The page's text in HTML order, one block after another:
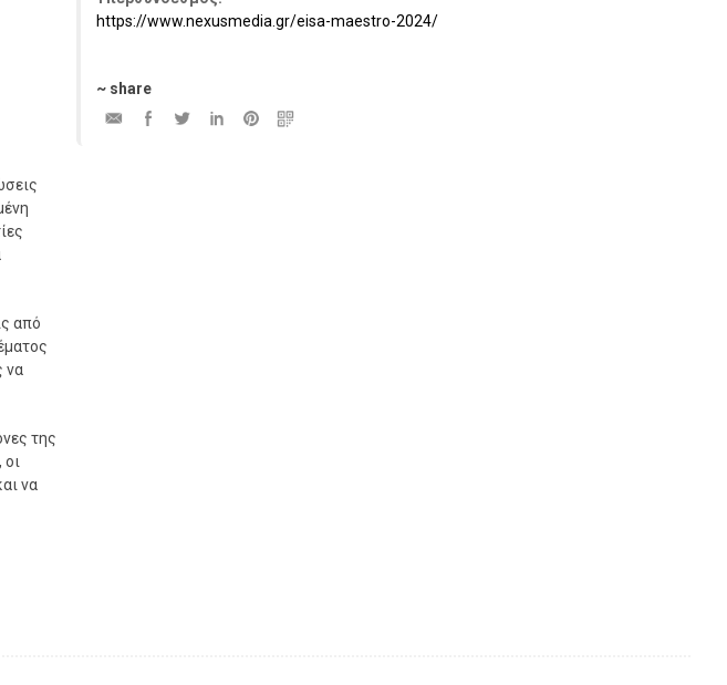
από
να
της
να
https://www.nexusmedia.gr/eisa-maestro-2024/
~ share